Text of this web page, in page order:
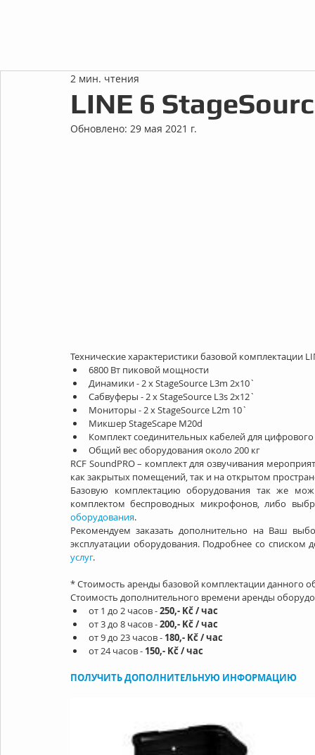
LINE 6
2 мин. чтения
Обновлено: 29 мая 2021 г.
Технические характеристики базовой комплектации
6800 Вт пиковой мощности
Динамики - 2 х StageSource L3m 2х10`
Сабвуферы - 2 х StageSource L3s 2х12`
Мониторы - 2 х StageSource L2m 10`
Микшер StageScape M20d
Комплект соединительных кабелей для
Общий вес оборудования около 200 кг
RCF SoundPRO – комплект для озвучивания
как закрытых помещений, так и на открытом
Базовую комплектацию оборудования так же
комплектом беспроводных микрофонов, либо
оборудования.
Рекомендуем заказать дополнительно на Ваш
эксплуатации оборудования. Подробнее со
услуг.
* Стоимость аренды базовой комплектации данного
Стоимость дополнительного времени аренды
от 1 до 2 часов - 250,- Kč / час
от 3 до 8 часов - 200,- Kč / час
от 9 до 23 часов - 180,- Kč / час
от 24 часов - 150,- Kč / час
ПОЛУЧИТЬ ДОПОЛНИТЕЛЬНУЮ ИНФОРМАЦИЮ